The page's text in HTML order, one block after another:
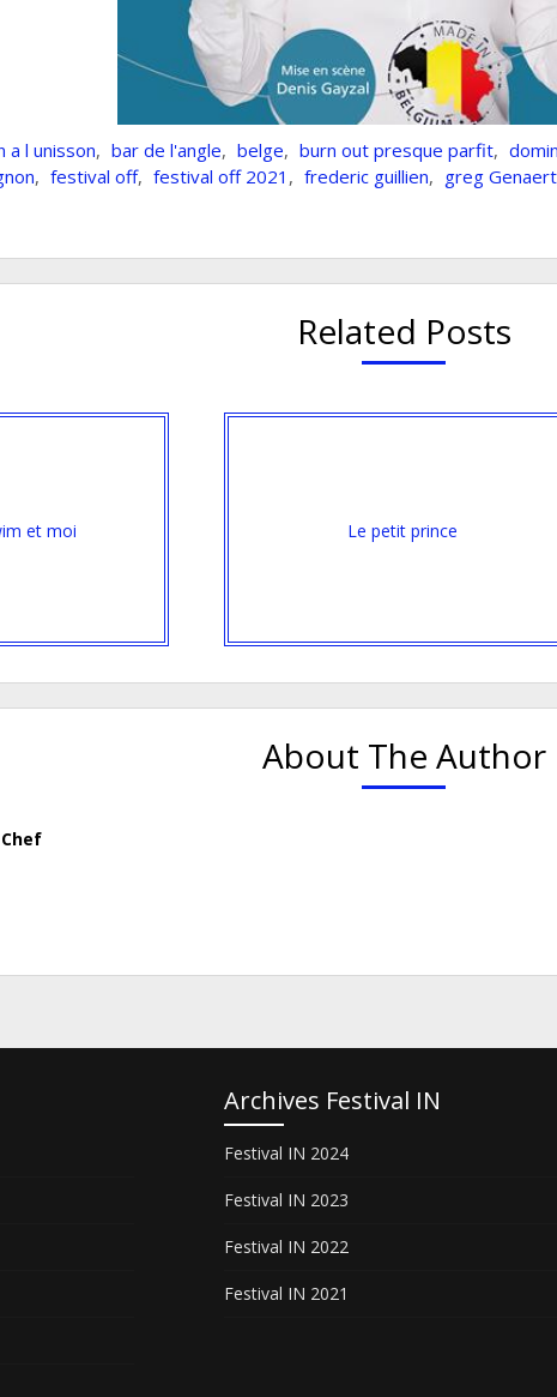
a l unisson, bar de l'angle, belge, burn out presque parfit,
, festival off, festival off 2021 , frederic guillien, greg Genaert
Related Posts
et moi Le petit prince
About The Author
Archives Festival IN
Festival IN 2024
Festival IN 2023
Festival IN 2022
Festival IN 2021